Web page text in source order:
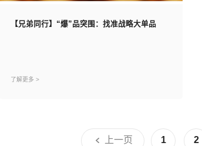
【兄弟同行】“爆”品突围：找准战略大单品
了解更多 >
上一页 1 2